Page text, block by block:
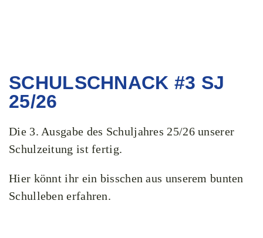
SCHULSCHNACK #3 SJ
25/26
Die 3. Ausgabe des Schuljahres 25/26 unserer
Schulzeitung ist fertig.
Hier könnt ihr ein bisschen aus unserem bunten
Schulleben erfahren.